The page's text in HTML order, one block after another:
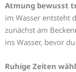
Atmung bewusst
im Wasser entsteht
zunächst am
ins Wasser, bevor
Ruhige Zeiten